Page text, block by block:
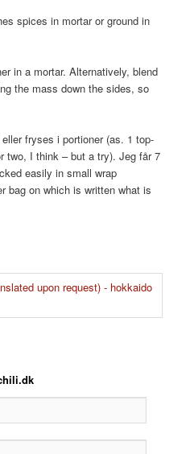
spices in mortar or ground in
in a mortar. Alternatively, blend
the mass down the sides, so
fryses i portioner (as. 1 top-
two, I think – but a try). Jeg får 7
easily in small wrap
bag on which is written what is